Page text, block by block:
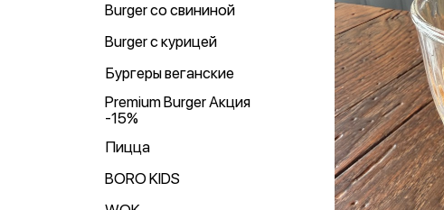
Burger со свининой
Burger с курицей
Бургеры веганские
Premium Burger Акция
-15%
Пицца
BORO KIDS